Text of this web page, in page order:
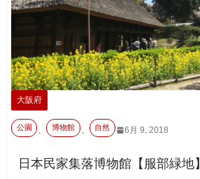
大阪府
6月 9, 2018
公園 、 博物館 自然
日本民家集落博物館【服部緑地】